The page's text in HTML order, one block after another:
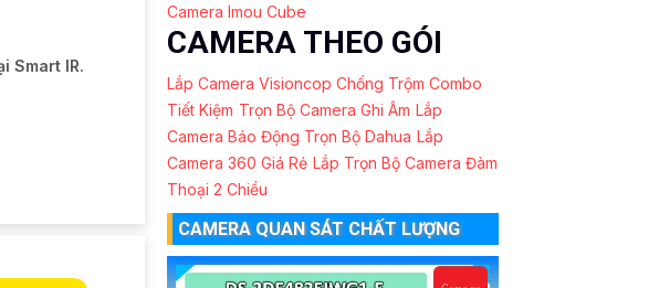
Smart IR.
Camera Imou Cube
CAMERA THEO GÓI
Lắp Camera Visioncop Chống Trộm Combo
Tiết Kiệm Trọn Bộ Camera Ghi Âm Lắp
Camera Báo Động Trọn Bộ Dahua Lắp
Camera 360 Giá Rẻ Lắp Trọn Bộ Camera Đàm
Thoại 2 Chiều
CAMERA QUAN SÁT CHẤT LƯỢNG